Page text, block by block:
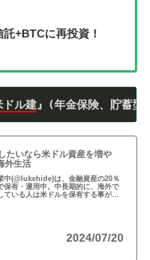
+BTCに再投資！
ドル建』(年金保険、貯蓄型
たいなら米ドル資産を増や
外生活
中(@lukehide)は、金融資産の20％
保有・運用中。中長期的に、海外で
ている人は米ドルを保有する事がお
2024/07/20